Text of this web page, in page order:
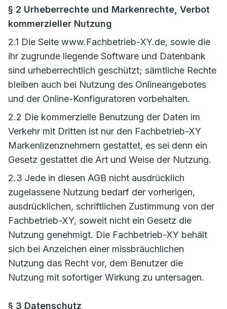
§ 2 Urheberrechte und Markenrechte, Verbot
kommerzieller Nutzung
2.1 Die Seite www.Fachbetrieb-XY.de, sowie die
ihr zugrunde liegende Software und Datenbank
sind urheberrechtlich geschützt; sämtliche Rechte
bleiben auch bei Nutzung des Onlineangebotes
und der Online-Konfiguratoren vorbehalten.
2.2 Die kommerzielle Benutzung der Daten im
Verkehr mit Dritten ist nur den Fachbetrieb-XY
Markenlizenznehmern gestattet, es sei denn ein
Gesetz gestattet die Art und Weise der Nutzung.
2.3 Jede in diesen AGB nicht ausdrücklich
zugelassene Nutzung bedarf der vorherigen,
ausdrücklichen, schriftlichen Zustimmung von der
Fachbetrieb-XY, soweit nicht ein Gesetz die
Nutzung genehmigt. Die Fachbetrieb-XY behält
sich bei Anzeichen einer missbräuchlichen
Nutzung das Recht vor, dem Benutzer die
Nutzung mit sofortiger Wirkung zu untersagen.
§ 3 Datenschutz